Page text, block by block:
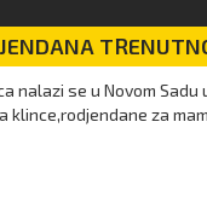
nalazi se u Novom Sadu
klince,rodjendane za